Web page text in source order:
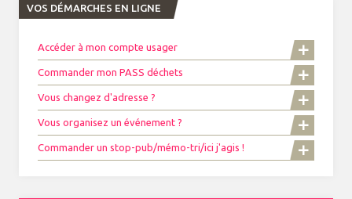
VOS DÉMARCHES EN LIGNE
Accéder à mon compte usager
Commander mon PASS déchets
Vous changez d'adresse ?
Vous organisez un événement ?
Commander un stop-pub/mémo-tri/ici j'agis !